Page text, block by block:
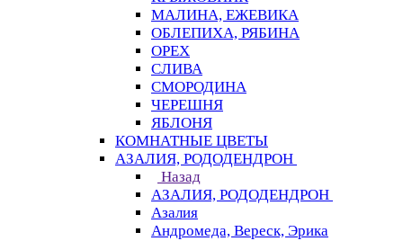
МАЛИНА, ЕЖЕВИКА
ОБЛЕПИХА, РЯБИНА
ОРЕХ
СЛИВА
СМОРОДИНА
ЧЕРЕШНЯ
ЯБЛОНЯ
КОМНАТНЫЕ ЦВЕТЫ
АЗАЛИЯ, РОДОДЕНДРОН
Назад
АЗАЛИЯ, РОДОДЕНДРОН
Азалия
Андромеда, Вереск, Эрика